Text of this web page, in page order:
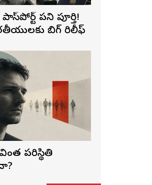
పని పూర్తి!
బిగ్ రిలీఫ్
పరిస్థితి